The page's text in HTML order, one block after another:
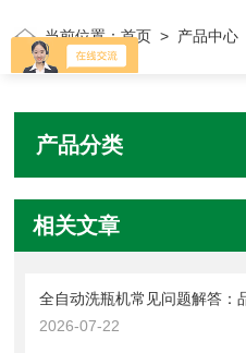
当前位置：首页 > 产品中心
产品分类
相关文章
2026-07-22